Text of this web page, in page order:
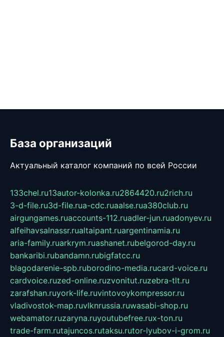
База организаций
Актуальный каталог компаний по всей России
133chel.ru13autor-kolonka.ru2864420.ru2rich.ru
3-d-file.ru3d-file.rua-cdc.ruaalse.rua380club.ru
airgungames.ruaccounts-112.ruadler-jun.ruadonyev.ru
alfeihavsalnassr.rualtaipant.ruargentinamia.ru
aria-family.ruarkrym.ruashanet.rubelgorod-day.ru
bankaribi.rubandamn.rubigfatcc.ru
blagodarenie-spb.ruborodino-media.rucard-voice.ru
cardvoice.ruzed-online.ruzvonitut.ruzebra-tlt.ru
zarafshan.ruyork-life.ruvintovoykompressor.ru
vladivostok-map.ruvlknrussia.ruwasabi-shop.ru
webamator.ruzaryna.ruyoutubefree.rux-ton.ru
trade-farm.rutajuncos.rutaksu.rutor-lyubov-i-grom.ru